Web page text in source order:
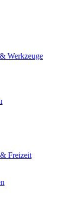
Werkzeuge
Freizeit